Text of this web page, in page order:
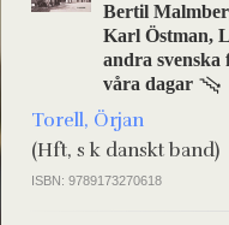
Bertil
Karl Östman,
andra
våra dagar
Torell, Örjan
(Hft, s k danskt band)
ISBN: 9789173270618